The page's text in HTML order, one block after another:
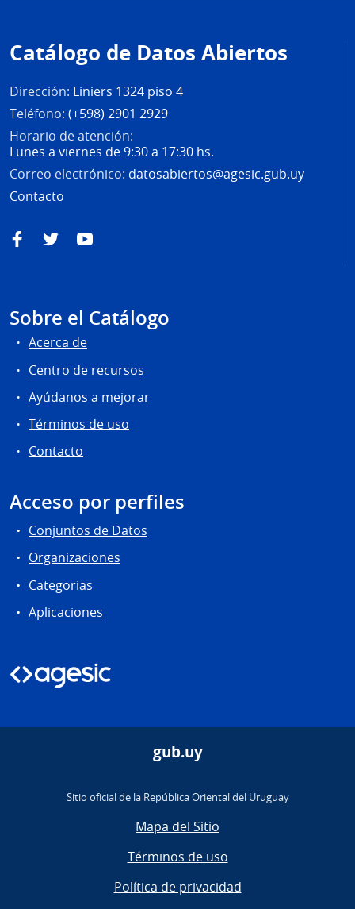
de
página
Catálogo de Datos Abiertos
Dirección: Liniers 1324 piso 4
Teléfono: (+598) 2901 2929
Horario de atención:
Lunes a viernes de 9:30 a 17:30 hs.
Correo electrónico: datosabiertos@agesic.gub.uy
Contacto
FacebookTwitterYouTube
Sobre el Catálogo
Acerca de
Centro de recursos
Ayúdanos a mejorar
Términos de uso
Contacto
Acceso por perfiles
Conjuntos de Datos
Organizaciones
Categorias
Aplicaciones
gub.uy
Sitio oficial de la República Oriental del Uruguay
Mapa del Sitio
Términos de uso
Política de privacidad